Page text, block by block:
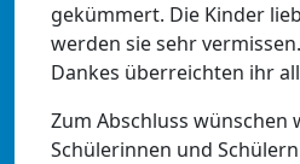
gekümmert. Die Kinder
werden sie sehr
Dankes überreichten ihr
Zum Abschluss wünschen
Schülerinnen und